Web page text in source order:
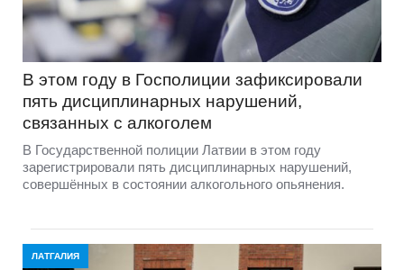
В этом году в Госполиции зафиксировали
пять дисциплинарных нарушений,
связанных с алкоголем
В Государственной полиции Латвии в этом году
зарегистрировали пять дисциплинарных нарушений,
совершённых в состоянии алкогольного опьянения.
ЛАТГАЛИЯ